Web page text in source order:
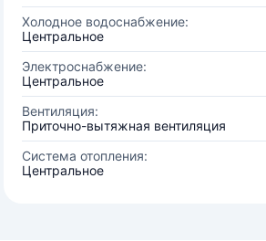
Холодное водоснабжение:
Центральное
Электроснабжение:
Центральное
Вентиляция:
Приточно-вытяжная вентиляция
Система отопления:
Центральное